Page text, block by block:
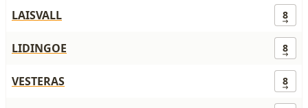
LAISVALL 8
LIDINGOE 8
VESTERAS 8